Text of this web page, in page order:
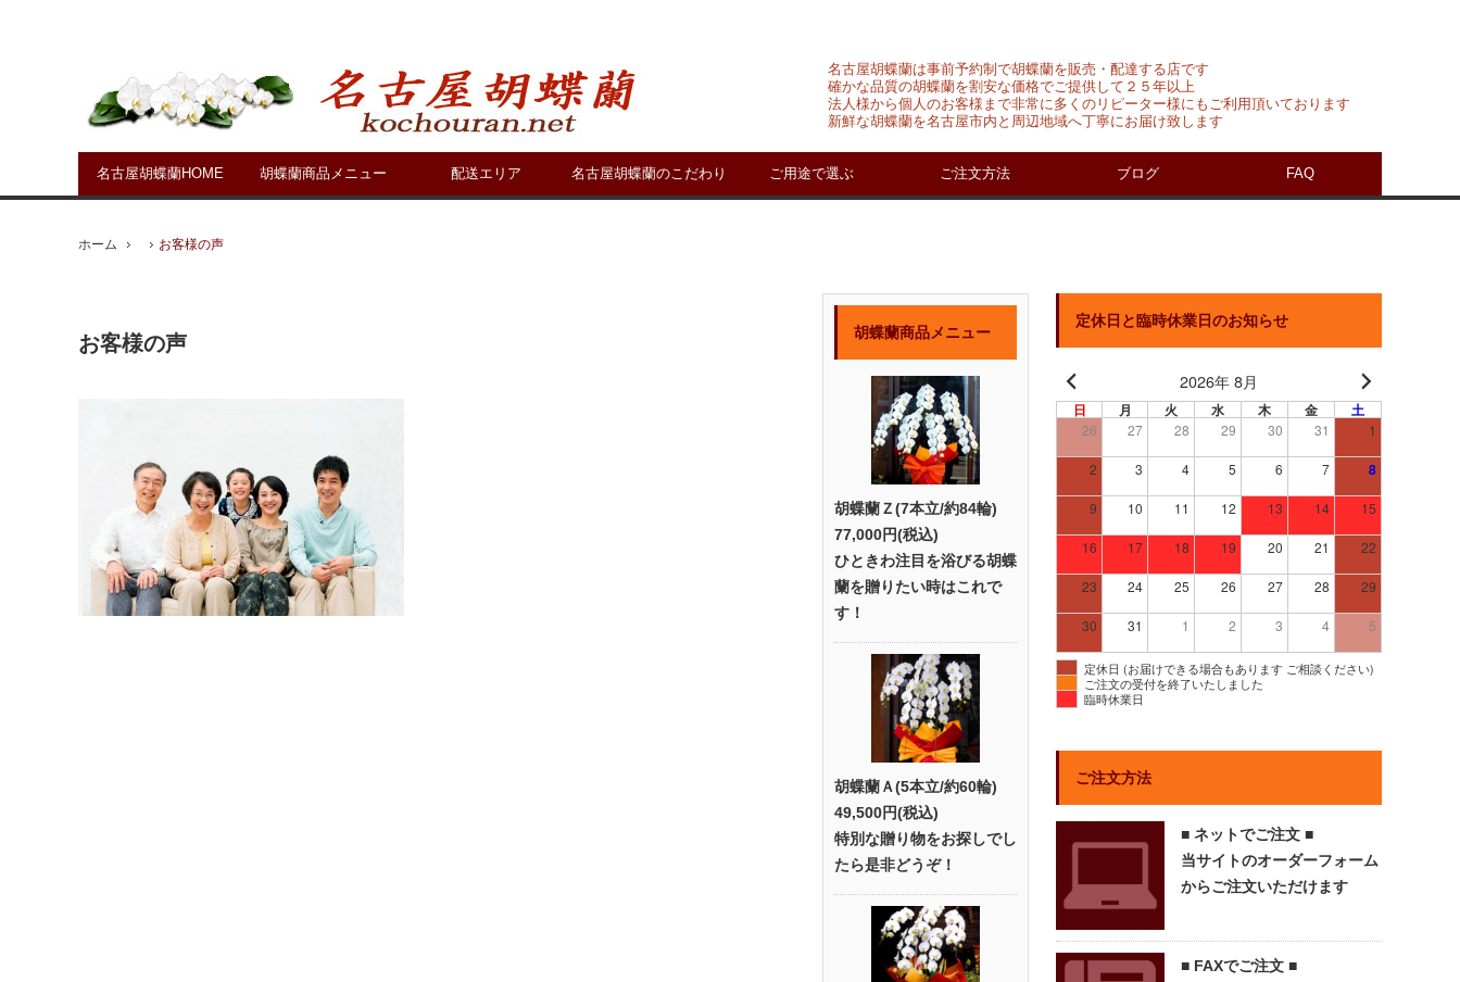
名古屋胡蝶蘭HOME 胡蝶蘭商品メニュー 配送エリア 名古屋胡蝶蘭のこだわり ご用途で選ぶ ご注文方法 ブログ FAQ
名古屋胡蝶蘭は事前予約制で胡蝶蘭を販売・配達する店です
確かな品質の胡蝶蘭を割安な価格でご提供して２５年以上
法人様から個人のお客様まで非常に多くのリピーター様にもご利用頂いております
新鮮な胡蝶蘭を名古屋市内と周辺地域へ丁寧にお届け致します
ホーム お客様の声
お客様の声 胡蝶蘭商品メニュー
胡蝶蘭Ｚ(7本立/約84輪)
77,000円(税込)
ひときわ注目を浴びる胡蝶
蘭を贈りたい時はこれで
す！
胡蝶蘭Ａ(5本立/約60輪)
49,500円(税込)
特別な贈り物をお探しでし
たら是非どうぞ！
定休日と臨時休業日のお知らせ
2026年 8月
日 月 火 水 木 金 土
26 27 28 29 30 31 1
2 3 4 5 6 7 8
9 10 11 12 13 14 15
16 17 18 19 20 21 22
23 24 25 26 27 28 29
30 31 1 2 3 4 5
定休日 (お届けできる場合もあります ご相談ください)
ご注文の受付を終了いたしました
臨時休業日
ご注文方法
■ ネットでご注文 ■
当サイトのオーダーフォーム
からご注文いただけます
■ FAXでご注文 ■